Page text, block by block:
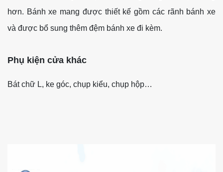
hơn. Bánh xe mang được thiết kế gồm các rãnh bánh xe
và được bổ sung thêm đệm bánh xe đi kèm.
Phụ kiện cửa khác
Bát chữ L, ke góc, chụp kiểu, chụp hộp…